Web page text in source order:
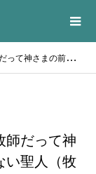
牧師）もいますが。 11月21日～27日
師だって神
い聖人（牧